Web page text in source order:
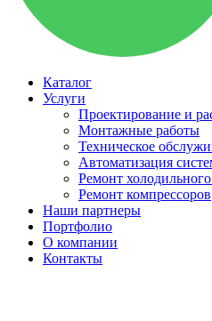
Каталог
Услуги
Проектирование и
Монтажные работы
Техническое
Автоматизация
Ремонт
Ремонт компрессоров
Наши партнеры
Портфолио
О компании
Контакты